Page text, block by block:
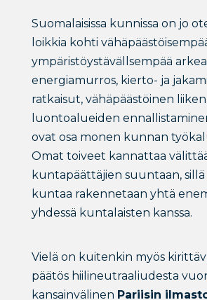
Suomalaisissa kunnissa on jo
loikkia kohti
ympäristöystävällsempää
energiamurros, kierto- ja
ratkaisut, vähäpäästöinen
luontoalueiden
ovat osa monen kunnan
Omat toiveet kannattaa
kuntapäättäjien suuntaan, sillä
kuntaa rakennetaan yhtä
yhdessä kuntalaisten kanssa.
Vielä on kuitenkin myös
päätös hiilineutraaliudesta
kansainvälinen Pariisin